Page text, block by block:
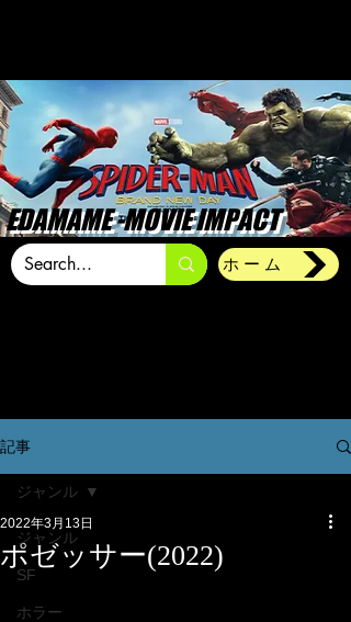
EDAMAME -MOVIE IMPACT
ホーム
記事
ジャンル
SF
ホラー
ジャンル
ポゼッサー(2022)
2022年3月13日